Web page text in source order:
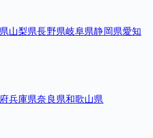
山梨県長野県岐阜県静岡県愛知
兵庫県奈良県和歌山県